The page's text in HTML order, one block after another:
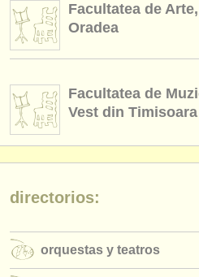
editor:
anúnciese con nosotros
find out about our ATS
ATS
Facultatea de
Oradea
Facultatea de
Vest din Timisoara
directorios:
orquestas y teatros